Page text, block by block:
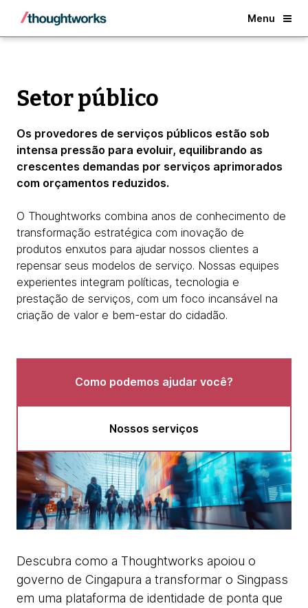
Menu
Back
Setor público
Os provedores de serviços públicos estão sob
intensa pressão para evoluir, equilibrando as
crescentes demandas por serviços aprimorados
com orçamentos reduzidos.
O Thoughtworks combina anos de conhecimento de
transformação estratégica com inovação de
produtos enxutos para ajudar nossos clientes a
repensar seus modelos de serviço. Nossas equipes
experientes integram políticas, tecnologia e
prestação de serviços, com um foco incansável na
criação de valor e bem-estar do cidadão.
Como podemos ajudar você?
Nossos serviços
Descubra como a Thoughtworks apoiou o
governo de Cingapura a transformar o Singpass
em uma plataforma de identidade de ponta que